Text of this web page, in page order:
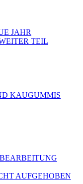
JAHR
TEIL
KAUGUMMIS
AUFGEHOBEN